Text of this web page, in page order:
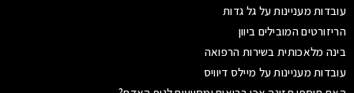
עובדות מעניינות על גל גדות
הריזורטים המובילים ביוון
בינה מלאכותית בשירות הרפואה
עובדות מעניינות על מיילס דיוויס